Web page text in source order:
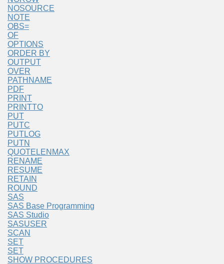
NOSOURCE
NOTE
OBS=
OF
OPTIONS
ORDER BY
OUTPUT
OVER
PATHNAME
PDF
PRINT
PRINTTO
PUT
PUTC
PUTLOG
PUTN
QUOTELENMAX
RENAME
RESUME
RETAIN
ROUND
SAS
SAS Base Programming
SAS Studio
SASUSER
SCAN
SET
SET
SHOW PROCEDURES